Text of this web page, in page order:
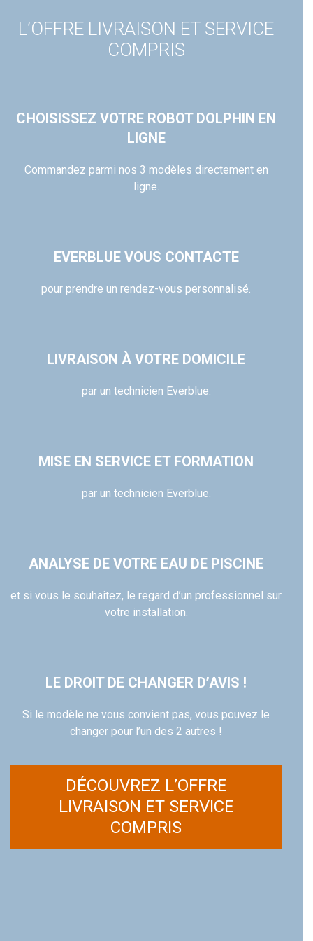
L’OFFRE LIVRAISON ET SERVICE
COMPRIS
CHOISISSEZ VOTRE ROBOT DOLPHIN EN
LIGNE
Commandez parmi nos 3 modèles directement en
ligne.
EVERBLUE VOUS CONTACTE
pour prendre un rendez-vous personnalisé.
LIVRAISON À VOTRE DOMICILE
par un technicien Everblue.
MISE EN SERVICE ET FORMATION
par un technicien Everblue.
ANALYSE DE VOTRE EAU DE PISCINE
et si vous le souhaitez, le regard d’un professionnel sur
votre installation.
LE DROIT DE CHANGER D’AVIS !
Si le modèle ne vous convient pas, vous pouvez le
changer pour l’un des 2 autres !
DÉCOUVREZ L’OFFRE
LIVRAISON ET SERVICE
COMPRIS